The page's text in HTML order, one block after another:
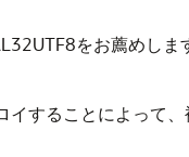
をお薦めしま
することによって